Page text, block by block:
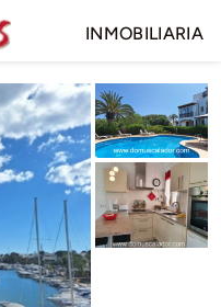
INMOBILIARIA